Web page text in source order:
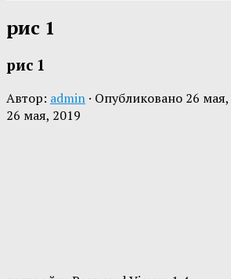
рис 1
рис 1
Автор: admin · Опубликовано 26
26 мая, 2019